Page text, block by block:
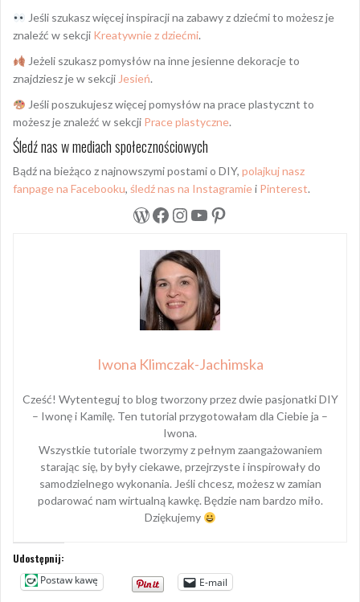
Jeśli szukasz więcej inspiracji na zabawy z dziećmi to możesz je
znaleźć w sekcji Kreatywnie z dziećmi.
Jeżeli szukasz pomysłów na inne jesienne dekoracje to
znajdziesz je w sekcji Jesień.
Jeśli poszukujesz więcej pomysłów na prace plastycznt to
możesz je znaleźć w sekcji Prace plastyczne.
Śledź nas w mediach społecznościowych
Bądź na bieżąco z najnowszymi postami o DIY, polajkuj nasz
fanpage na Facebooku, śledź nas na Instagramiei Pinterest.
WordPress
Facebook
Instagram
YouTube
Pinterest
Iwona Klimczak-Jachimska
Cześć! Wytenteguj to blog tworzony przez dwie pasjonatki DIY
– Iwonę i Kamilę. Ten tutorial przygotowałam dla Ciebie ja –
Iwona.
Wszystkie tutoriale tworzymy z pełnym zaangażowaniem
starając się, by były ciekawe, przejrzyste i inspirowały do
samodzielnego wykonania. Jeśli chcesz, możesz w zamian
podarować nam wirtualną kawkę. Będzie nam bardzo miło.
Dziękujemy
Udostępnij:
Postaw kawę
E-mail